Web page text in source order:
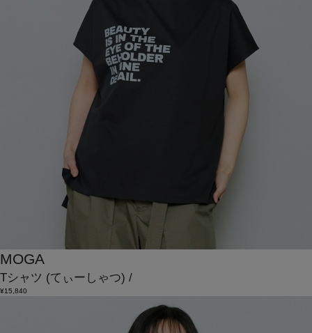
MOGA
Tシャツ (てぃーしゃつ) /
¥15,840